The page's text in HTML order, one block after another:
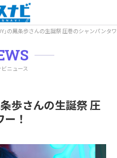
｣の鳳条歩さんの生誕祭 圧巻のシャンパンタ
ニュース
歩さんの生誕祭 圧
！